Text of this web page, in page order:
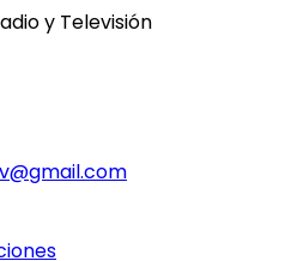
y Televisión